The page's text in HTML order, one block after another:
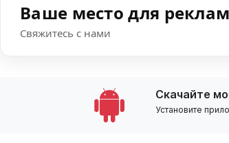
Ваше место для
Свяжитесь с нами
Скачайте
Установите